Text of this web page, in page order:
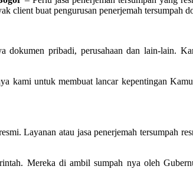
client buat pengurusan penerjemah tersumpah
dokumen pribadi, perusahaan dan lain-lain.
kami untuk membuat lancar kepentingan
Layanan atau jasa penerjemah tersumpah
Mereka di ambil sumpah nya oleh